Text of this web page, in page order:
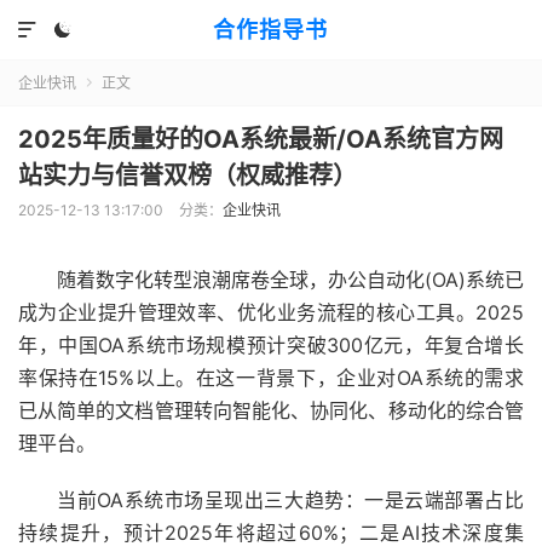
合作指导书


企业快讯  正文
2025年质量好的OA系统最新/OA系统官方网
站实力与信誉双榜（权威推荐）
2025-12-13 13:17:00 分类： 企业快讯
随着数字化转型浪潮席卷全球，办公自动化(OA)系统已
成为企业提升管理效率、优化业务流程的核心工具。2025
年，中国OA系统市场规模预计突破300亿元，年复合增长
率保持在15%以上。在这一背景下，企业对OA系统的需求
已从简单的文档管理转向智能化、协同化、移动化的综合管
理平台。
当前OA系统市场呈现出三大趋势：一是云端部署占比
持续提升，预计2025年将超过60%；二是AI技术深度集